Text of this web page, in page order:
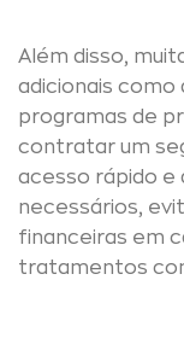
Além disso,
adicionais como
programas de
contratar um
acesso rápido e
necessários,
financeiras em
tratamentos